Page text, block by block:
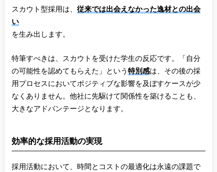
スカウト型採用は、 従来では出会えなかった逸材との出会
い
を生み出します。
特筆すべきは、スカウトを受けた学生の反応です。「自分
の可能性を認めてもらえた」という 特別感は、その後の採
用プロセスにおいてポジティブな影響を及ぼすケースが少
なくありません。他社に先駆けて関係性を築けることも、
大きなアドバンテージとなります。
効率的な採用活動の実現
採用活動において、時間とコストの最適化は永遠の課題で